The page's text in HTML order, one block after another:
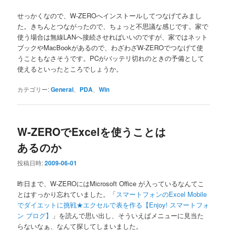
せっかくなので、W-ZEROへインストールしてつなげてみまし
た。きちんとつながったので、ちょっと不思議な感じです。家で
使う場合は無線LANへ接続させればいいのですが、家ではネット
ブックやMacBookがあるので、わざわざW-ZEROでつなげて使
うこともなさそうです。PCがバッテリ切れのときの予備として
使えるといったところでしょうか。
カテゴリー:General PDA 、Win
W-ZEROでExcelを使うことは
あるのか
投稿日時:2009-06-01
昨日まで、W-ZEROにはMicrosoft Office が入っているなんてこ
とはすっかり忘れていました。「スマートフォンのExcel Mobile
でダイエットに挑戦★エクセルで表を作る【Enjoy! スマートフォ
ン ブログ】
」を読んで思い出し、そういえばメニューに見当た
らないなぁ、なんて探してしまいました。